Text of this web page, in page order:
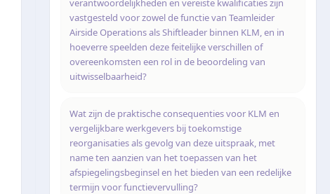
verantwoordelijkheden en vereiste kwalificaties zijn
vastgesteld voor zowel de functie van Teamleider
Airside Operations als Shiftleader binnen KLM, en in
hoeverre speelden deze feitelijke verschillen of
overeenkomsten een rol in de beoordeling van
uitwisselbaarheid?
Wat zijn de praktische consequenties voor KLM en
vergelijkbare werkgevers bij toekomstige
reorganisaties als gevolg van deze uitspraak, met
name ten aanzien van het toepassen van het
afspiegelingsbeginsel en het bieden van een redelijke
termijn voor functievervulling?